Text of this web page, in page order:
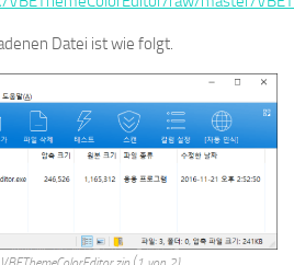
Datei ist wie folgt.